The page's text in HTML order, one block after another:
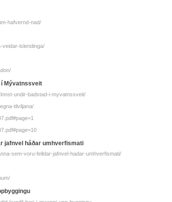
hafvernd-nad/
veidar-islendinga/
Mývatnssveit
undir-badstad-i-myvatnssveit/
tilviljana/
jafn­vel háðar um­hverfis­mati
sem-voru-felldar-jafnvel-hadar-umhverfismati/